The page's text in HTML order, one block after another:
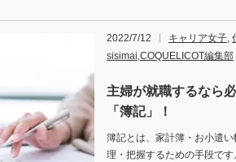
2022/7/12 キャリア女子,
sisimai,COQUELICOT編集部
主婦が就職するなら
「簿記」！
簿記とは、家計簿・お小遣
理・把握するための手段で